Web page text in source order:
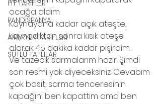
FİT TARİFLER
PANDİSPANYA
AİRFRYER TARİFLERİ
SÜTLÜ TATLILAR
ocağa aldım.
Kaynayana kadar açık ateşte,
kaynadıktan sonra kısık ateşe
alarak 45 dakika kadar pişirdim.
Ve tazecik sarmalarım hazır. Şimdi
son resmi yok diyeceksiniz. Cevabım
çok basit, sarma tenceresinin
kapağını ben kapattım ama ben